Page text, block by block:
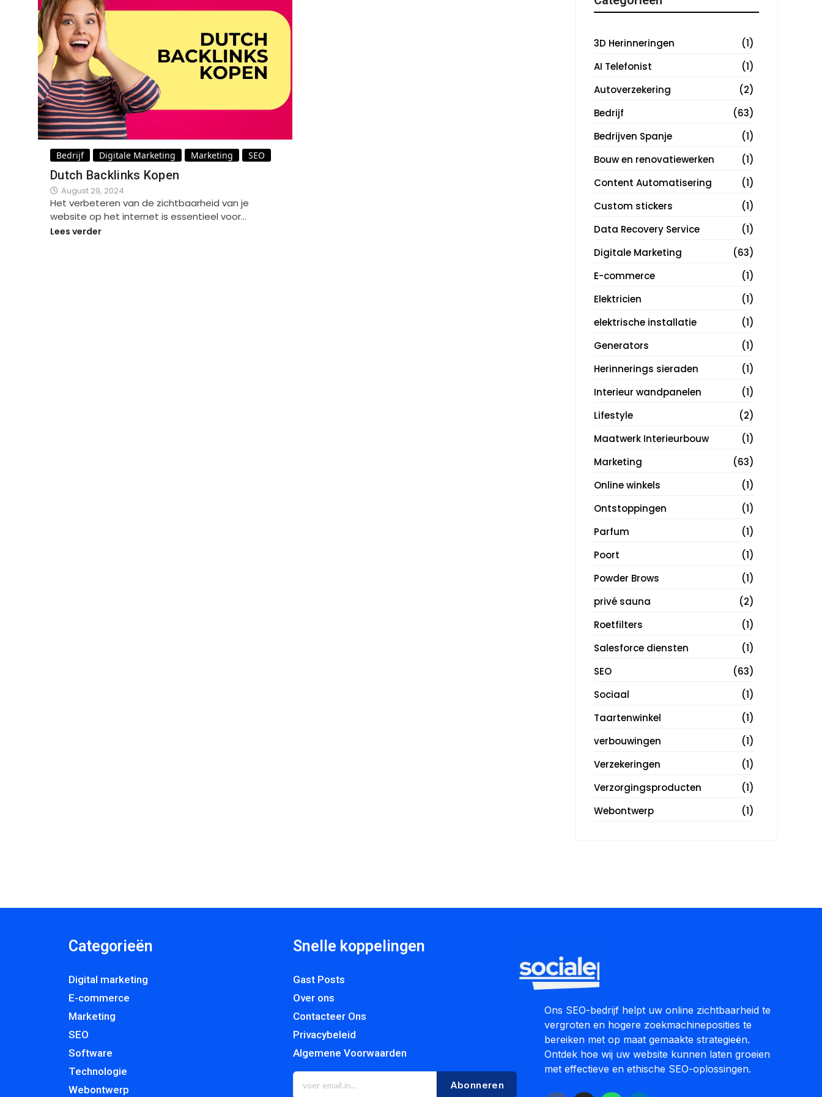
Bedrijf Digitale Marketing Marketing SEO
Dutch Backlinks Kopen
August 29, 2024
Het verbeteren van de zichtbaarheid van je
website op het internet is essentieel voor…
Lees verder
3D Herinneringen
(1)
AI Telefonist
(1)
Autoverzekering
(2)
Bedrijf
(63)
Bedrijven Spanje
(1)
Bouw en renovatiewerken
(1)
Content Automatisering
(1)
Custom stickers
(1)
Data Recovery Service
(1)
Digitale Marketing
(63)
E-commerce
(1)
Elektricien
(1)
elektrische installatie
(1)
Generators
(1)
Herinnerings sieraden
(1)
Interieur wandpanelen
(1)
Lifestyle
(2)
Maatwerk Interieurbouw
(1)
Marketing
(63)
Online winkels
(1)
Ontstoppingen
(1)
Parfum
(1)
Poort
(1)
Powder Brows
(1)
privé sauna
(2)
Roetfilters
(1)
Salesforce diensten
(1)
SEO
(63)
Sociaal
(1)
Taartenwinkel
(1)
verbouwingen
(1)
Verzekeringen
(1)
Verzorgingsproducten
(1)
Webontwerp
(1)
Categorieën
Digital marketing
E-commerce
Marketing
SEO
Software
Technologie
Webontwerp
Snelle koppelingen
Gast Posts
Over ons
Contacteer Ons
Privacybeleid
Algemene Voorwaarden
Abonneren
Ons SEO-bedrijf helpt uw online zichtbaarheid te
vergroten en hogere zoekmachineposities te
bereiken met op maat gemaakte strategieën.
Ontdek hoe wij uw website kunnen laten groeien
met effectieve en ethische SEO-oplossingen.